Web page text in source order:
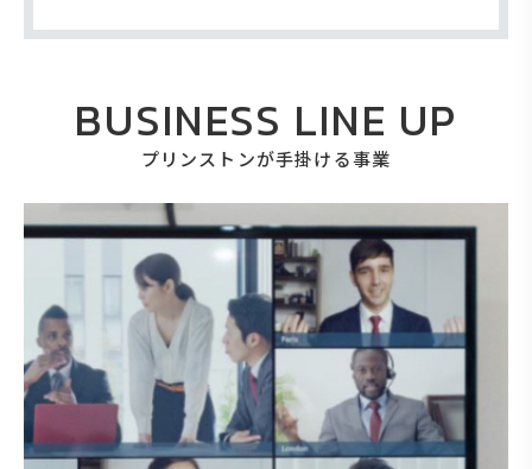
BUSINESS LINE UP
プリンストンが手掛ける事業